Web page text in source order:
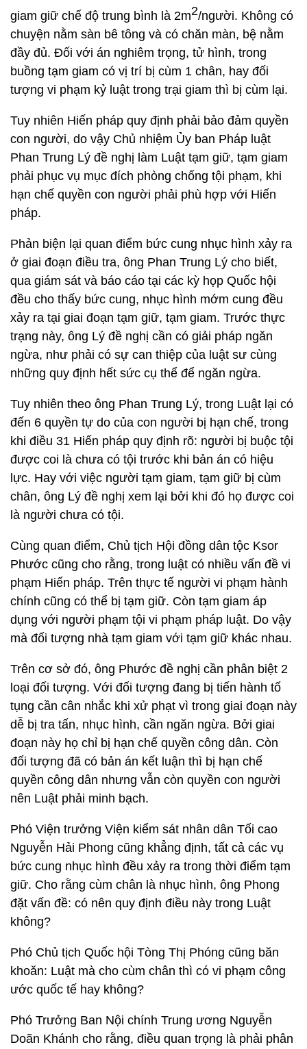
giam giữ chế độ trung bình là 2m2/người. Không có
chuyện nằm sàn bê tông và có chăn màn, bệ nằm
đầy đủ. Đối với án nghiêm trọng, tử hình, trong
buồng tạm giam có vị trí bị cùm 1 chân, hay đối
tượng vi phạm kỷ luật trong trại giam thì bị cùm lại.
Tuy nhiên Hiến pháp quy định phải bảo đảm quyền
con người, do vậy Chủ nhiệm Ủy ban Pháp luật
Phan Trung Lý đề nghị làm Luật tạm giữ, tạm giam
phải phục vụ mục đích phòng chống tội phạm, khi
hạn chế quyền con người phải phù hợp với Hiến
pháp.
Phản biện lại quan điểm bức cung nhục hình xảy ra
ở giai đoạn điều tra, ông Phan Trung Lý cho biết,
qua giám sát và báo cáo tại các kỳ họp Quốc hội
đều cho thấy bức cung, nhục hình mớm cung đều
xảy ra tại giai đoạn tạm giữ, tạm giam. Trước thực
trạng này, ông Lý đề nghị cần có giải pháp ngăn
ngừa, như phải có sự can thiệp của luật sư cùng
những quy định hết sức cụ thể để ngăn ngừa.
Tuy nhiên theo ông Phan Trung Lý, trong Luật lại có
đến 6 quyền tự do của con người bị hạn chế, trong
khi điều 31 Hiến pháp quy định rõ: người bị buộc tội
được coi là chưa có tội trước khi bản án có hiệu
lực. Hay với việc người tạm giam, tạm giữ bị cùm
chân, ông Lý đề nghị xem lại bởi khi đó họ được coi
là người chưa có tội.
Cùng quan điểm, Chủ tịch Hội đồng dân tộc Ksor
Phước cũng cho rằng, trong luật có nhiều vấn đề vi
phạm Hiến pháp. Trên thực tế người vi phạm hành
chính cũng có thể bị tạm giữ. Còn tạm giam áp
dụng với người phạm tội vi phạm pháp luật. Do vậy
mà đối tượng nhà tạm giam với tạm giữ khác nhau.
Trên cơ sở đó, ông Phước đề nghị cần phân biệt 2
loại đối tượng. Với đối tượng đang bị tiến hành tố
tụng cần cân nhắc khi xử phạt vì trong giai đoạn này
dễ bị tra tấn, nhục hình, cần ngăn ngừa. Bởi giai
đoạn này họ chỉ bị hạn chế quyền công dân. Còn
đối tượng đã có bản án kết luận thì bị hạn chế
quyền công dân nhưng vẫn còn quyền con người
nên Luật phải minh bạch.
Phó Viện trưởng Viện kiểm sát nhân dân Tối cao
Nguyễn Hải Phong cũng khẳng định, tất cả các vụ
bức cung nhục hình đều xảy ra trong thời điểm tạm
giữ. Cho rằng cùm chân là nhục hình, ông Phong
đặt vấn đề: có nên quy định điều này trong Luật
không?
Phó Chủ tịch Quốc hội Tòng Thị Phóng cũng băn
khoăn: Luật mà cho cùm chân thì có vi phạm công
ước quốc tế hay không?
Phó Trưởng Ban Nội chính Trung ương Nguyễn
Doãn Khánh cho rằng, điều quan trọng là phải phân